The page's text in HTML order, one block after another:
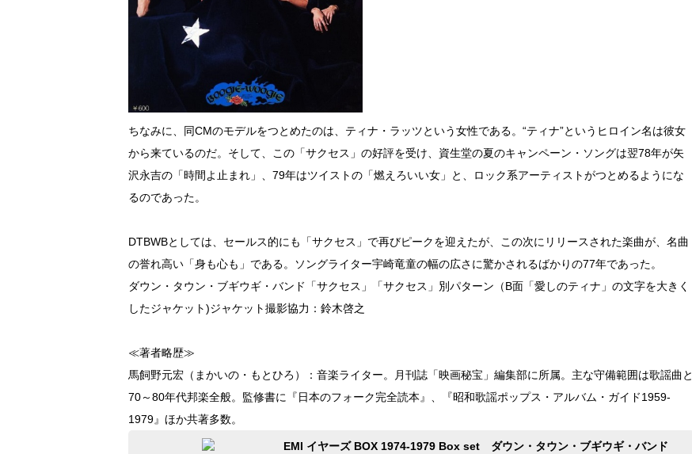
ちなみに、同CMのモデルをつとめたのは、ティナ・ラッツという女性である。“ティナ”というヒロイン名は彼女
から来ているのだ。そして、この「サクセス」の好評を受け、資生堂の夏のキャンペーン・ソングは翌78年が矢
沢永吉の「時間よ止まれ」、79年はツイストの「燃えろいい女」と、ロック系アーティストがつとめるようにな
るのであった。
DTBWBとしては、セールス的にも「サクセス」で再びピークを迎えたが、この次にリリースされた楽曲が、名曲
の誉れ高い「身も心も」である。ソングライター宇崎竜童の幅の広さに驚かされるばかりの77年であった。
ダウン・タウン・ブギウギ・バンド「サクセス」「サクセス」別パターン（B面「愛しのティナ」の文字を大きく
したジャケット)ジャケット撮影協力：鈴木啓之
≪著者略歴≫
馬飼野元宏（まかいの・もとひろ）：音楽ライター。月刊誌「映画秘宝」編集部に所属。主な守備範囲は歌謡曲と
70～80年代邦楽全般。監修書に『日本のフォーク完全読本』、『昭和歌謡ポップス・アルバム・ガイド1959-
1979』ほか共著多数。
EMI イヤーズ BOX 1974-1979 Box set ダウン・タウン・ブギウギ・バンド